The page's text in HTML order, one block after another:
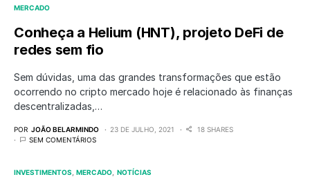
MERCADO
Conheça a Helium (HNT), projeto DeFi de
redes sem fio
Sem dúvidas, uma das grandes transformações que estão
ocorrendo no cripto mercado hoje é relacionado às finanças
descentralizadas,…
POR JOÃO BELARMINDO 23 DE JULHO, 2021
18 SHARES
SEM COMENTÁRIOS
INVESTIMENTOS MERCADO NOTÍCIAS